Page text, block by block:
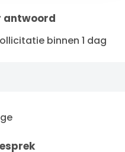
antwoord
binnen 1 dag